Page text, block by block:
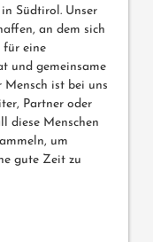
Südtirol. Unser
an dem sich
für eine
und gemeinsame
Mensch ist bei uns
Partner oder
diese Menschen
um
gute Zeit zu